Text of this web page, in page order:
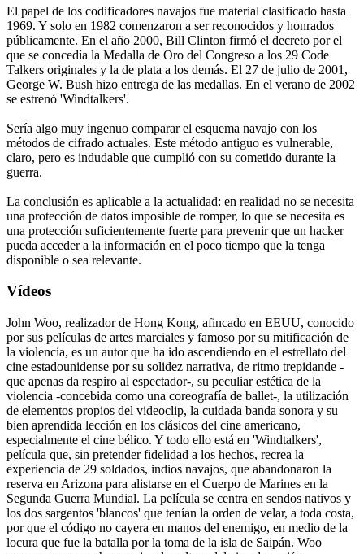
El papel de los codificadores navajos fue material clasificado hasta
1969. Y solo en 1982 comenzaron a ser reconocidos y honrados
públicamente. En el año 2000, Bill Clinton firmó el decreto por el
que se concedía la Medalla de Oro del Congreso a los 29 Code
Talkers originales y la de plata a los demás. El 27 de julio de 2001,
George W. Bush hizo entrega de las medallas. En el verano de 2002
se estrenó 'Windtalkers'.
Sería algo muy ingenuo comparar el esquema navajo con los
métodos de cifrado actuales. Este método antiguo es vulnerable,
claro, pero es indudable que cumplió con su cometido durante la
guerra.
La conclusión es aplicable a la actualidad: en realidad no se necesita
una protección de datos imposible de romper, lo que se necesita es
una protección suficientemente fuerte para prevenir que un hacker
pueda acceder a la información en el poco tiempo que la tenga
disponible o sea relevante.
Vídeos
John Woo, realizador de Hong Kong, afincado en EEUU, conocido
por sus películas de artes marciales y famoso por su mitificación de
la violencia, es un autor que ha ido ascendiendo en el estrellato del
cine estadounidense por su solidez narrativa, de ritmo trepidande -
que apenas da respiro al espectador-, su peculiar estética de la
violencia -concebida como una coreografía de ballet-, la utilización
de elementos propios del videoclip, la cuidada banda sonora y su
bien aprendida lección en los clásicos del cine americano,
especialmente el cine bélico. Y todo ello está en 'Windtalkers',
película que, sin pretender fidelidad a los hechos, recrea la
experiencia de 29 soldados, indios navajos, que abandonaron la
reserva en Arizona para alistarse en el Cuerpo de Marines en la
Segunda Guerra Mundial. La película se centra en sendos nativos y
los dos sargentos 'blancos' que tenían la orden de velar, a toda costa,
por que el código no cayera en manos del enemigo, en medio de la
locura que fue la batalla por la toma de la isla de Saipán. Woo